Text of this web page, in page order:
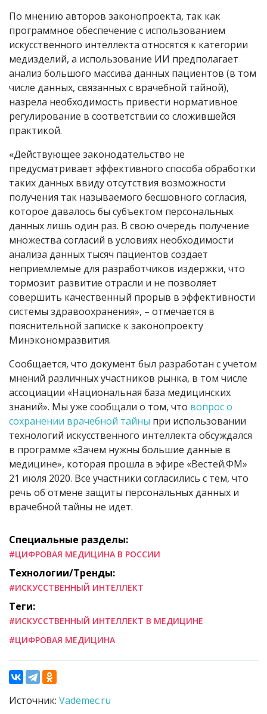
По мнению авторов законопроекта, так как
программное обеспечение с использованием
искусственного интеллекта относятся к категории
медизделий, а использование ИИ предполагает
анализ большого массива данных пациентов (в том
числе данных, связанных с врачебной тайной),
назрела необходимость привести нормативное
регулирование в соответствии со сложившейся
практикой.
«Действующее законодательство не
предусматривает эффективного способа обработки
таких данных ввиду отсутствия возможности
получения так называемого бесшовного согласия,
которое давалось бы субъектом персональных
данных лишь один раз. В свою очередь получение
множества согласий в условиях необходимости
анализа данных тысяч пациентов создает
неприемлемые для разработчиков издержки, что
тормозит развитие отрасли и не позволяет
совершить качественный прорыв в эффективности
системы здравоохранения», – отмечается в
пояснительной записке к законопроекту
Минэкономразвития.
Сообщается, что документ был разработан с учетом
мнений различных участников рынка, в том числе
ассоциации «Национальная база медицинских
знаний». Мы уже сообщали о том, что вопрос о
сохранении врачебной тайны при использовании
технологий искусственного интеллекта обсуждался
в программе «Зачем нужны большие данные в
медицине», которая прошла в эфире «Вестей.ФМ»
21 июля 2020. Все участники согласились с тем, что
речь об отмене защиты персональных данных и
врачебной тайны не идет.
Специальные разделы:
#ЦИФРОВАЯ МЕДИЦИНА В РОССИИ
Технологии/Тренды:
#ИСКУССТВЕННЫЙ ИНТЕЛЛЕКТ
Теги:
#ИСКУССТВЕННЫЙ ИНТЕЛЛЕКТ В МЕДИЦИНЕ
#ЦИФРОВАЯ МЕДИЦИНА
Источник: Vademec.ru